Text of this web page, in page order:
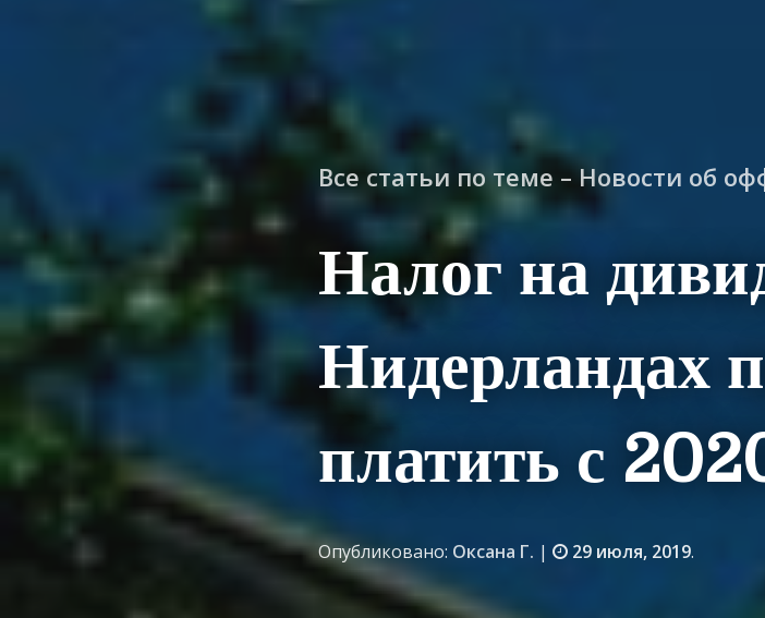
Все статьи по теме – Новости об
Налог на
Нидерландах
платить с
Опубликовано: Оксана Г. | 29 июля, 2019.